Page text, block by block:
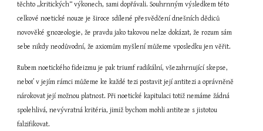
těchto „kritických“ výkonech, sami dopřávali. Souhrnným výsledkem této
celkové noetické nouze je široce sdílené přesvědčení dnešních dědiců
novověké gnozeologie, že pravdu jako takovou nelze dokázat, že rozum sám
sebe nikdy neodůvodní, že axiomům myšlení můžeme vposledku jen věřit.
Rubem noetického fideizmu je pak triumf radikální, všezahrnující skepse,
neboť v jejím rámci můžeme ke každé tezi postavit její antitezi a oprávněně
nárokovat její možnou platnost. Při noetické kapitulaci totiž nemáme žádná
spolehlivá, nevývratná kritéria, jimiž bychom mohli antiteze s jistotou
falzifikovat.